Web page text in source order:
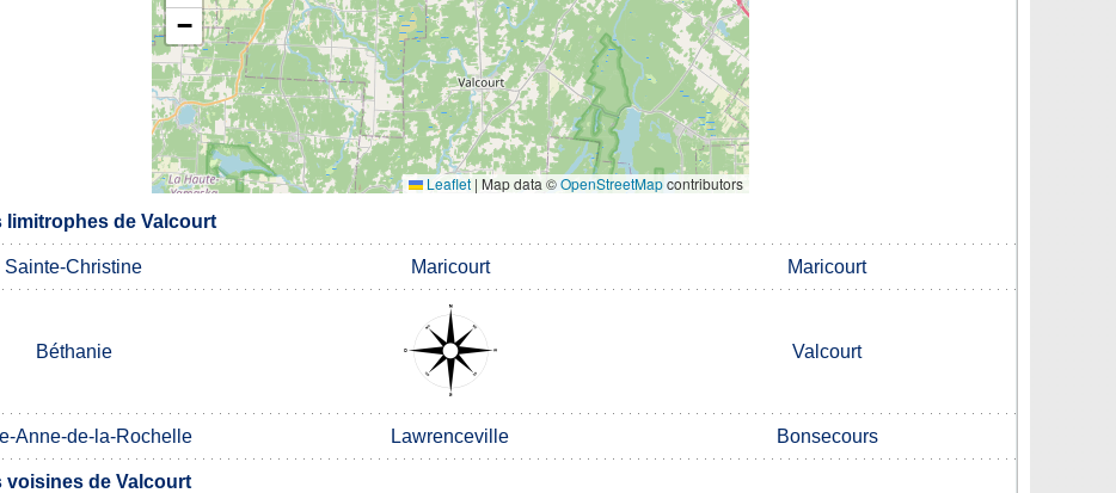
−
Leaflet | Map data ©OpenStreetMapcontributors
limitrophes de Valcourt
Sainte-Christine Maricourt Maricourt
Béthanie Valcourt
Anne-de-la-Rochelle Lawrenceville Bonsecours
voisines de Valcourt